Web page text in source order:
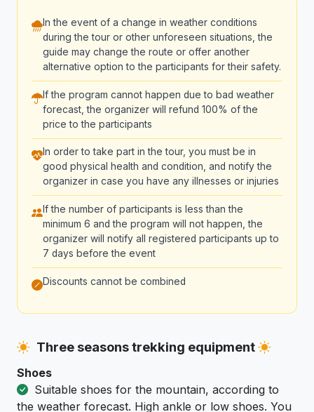
In the event of a change in weather conditions
during the tour or other unforeseen situations, the
guide may change the route or offer another
alternative option to the participants for their safety.
If the program cannot happen due to bad weather
forecast, the organizer will refund 100% of the
price to the participants
In order to take part in the tour, you must be in
good physical health and condition, and notify the
organizer in case you have any illnesses or injuries
If the number of participants is less than the
minimum 6 and the program will not happen, the
organizer will notify all registered participants up to
7 days before the event
Discounts cannot be combined
Three seasons trekking equipment
Shoes
Suitable shoes for the mountain, according to
the weather forecast. High ankle or low shoes. You